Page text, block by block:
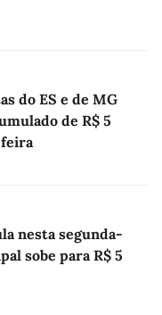
do ES e de MG
de R$ 5
nesta segunda-
sobe para R$ 5